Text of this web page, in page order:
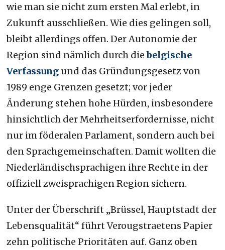
wie man sie nicht zum ersten Mal erlebt, in
Zukunft ausschließen. Wie dies gelingen soll,
bleibt allerdings offen. Der Autonomie der
Region sind nämlich durch diebelgische
Verfassung und das Gründungsgesetz von
1989 enge Grenzen gesetzt; vor jeder
Änderung stehen hohe Hürden, insbesondere
hinsichtlich der Mehrheitserfordernisse, nicht
nur im föderalen Parlament, sondern auch bei
den Sprachgemeinschaften. Damit wollten die
Niederländischsprachigen ihre Rechte in der
offiziell zweisprachigen Region sichern.
Unter der Überschrift „Brüssel, Hauptstadt der
Lebensqualität“ führt Verougstraetens Papier
zehn politische Prioritäten auf. Ganz oben